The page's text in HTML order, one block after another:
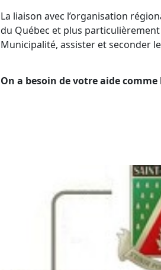
La liaison avec l’organisation
du Québec et plus
Municipalité, assister et seconder
On a besoin de votre aide comme